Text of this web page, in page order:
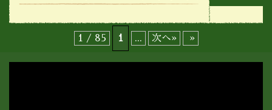
1 / 85 1 ... 次へ» »